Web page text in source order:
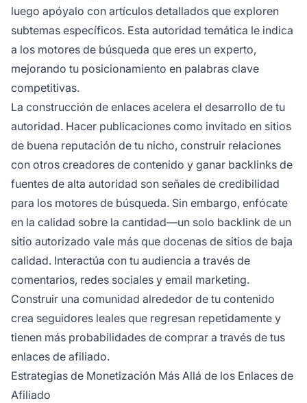
luego apóyalo con artículos detallados que exploren
subtemas específicos. Esta autoridad temática le indica
a los motores de búsqueda que eres un experto,
mejorando tu posicionamiento en palabras clave
competitivas.
La construcción de enlaces acelera el desarrollo de tu
autoridad. Hacer publicaciones como invitado en sitios
de buena reputación de tu nicho, construir relaciones
con otros creadores de contenido y ganar backlinks de
fuentes de alta autoridad son señales de credibilidad
para los motores de búsqueda. Sin embargo, enfócate
en la calidad sobre la cantidad—un solo backlink de un
sitio autorizado vale más que docenas de sitios de baja
calidad. Interactúa con tu audiencia a través de
comentarios, redes sociales y email marketing.
Construir una comunidad alrededor de tu contenido
crea seguidores leales que regresan repetidamente y
tienen más probabilidades de comprar a través de tus
enlaces de afiliado.
Estrategias de Monetización Más Allá de los Enlaces de
Afiliado